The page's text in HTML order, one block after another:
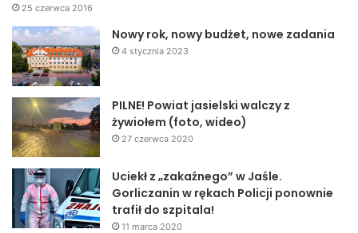
25 czerwca 2016
Nowy rok, nowy budżet, nowe zadania
4 stycznia 2023
PILNE! Powiat jasielski walczy z
żywiołem (foto, wideo)
27 czerwca 2020
Uciekł z „zakaźnego” w Jaśle.
Gorliczanin w rękach Policji ponownie
trafił do szpitala!
11 marca 2020